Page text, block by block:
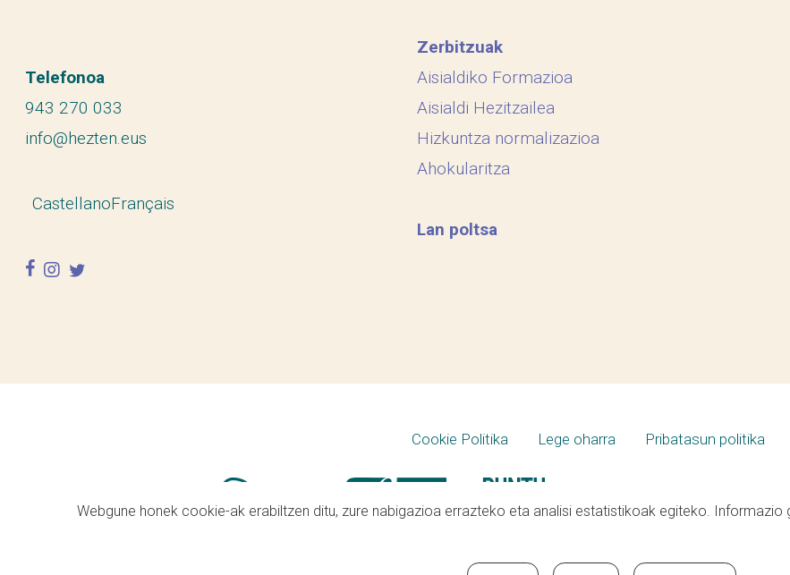
Telefonoa
943 270 033
info@hezten.eus
CastellanoFrançais
facebook
instagram
twitter
Zerbitzuak
Aisialdiko Formazioa
Aisialdi Hezitzailea
Hizkuntza normalizazioa
Ahokularitza
Lan poltsa
Cookie Politika Lege oharra Pribatasun politika
Webgune honek cookie-ak erabiltzen ditu, zure nabigazioa errazteko eta analisi estatistikoak egiteko. Informazio